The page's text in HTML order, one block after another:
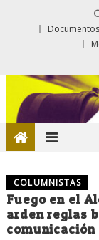
COLUMNISTAS
Fuego en el
arden reglas
comunicación